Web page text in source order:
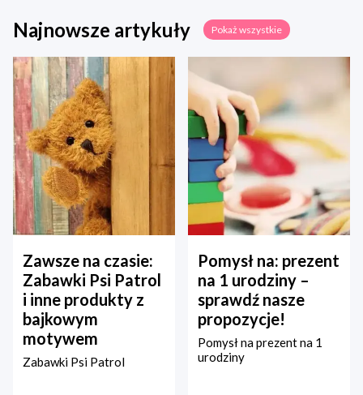
Najnowsze artykuły Pokaż wszystkie
Zawsze na czasie:
Zabawki Psi Patrol
i inne produkty z
bajkowym
motywem
Zabawki Psi Patrol
Pomysł na: prezent
na 1 urodziny –
sprawdź nasze
propozycje!
Pomysł na prezent na 1
urodziny